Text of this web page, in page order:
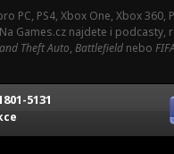
PC, PS4, Xbox One, Xbox 360,
Games.cz najdete i
Theft Auto, Battlefield nebo FIFA
5131